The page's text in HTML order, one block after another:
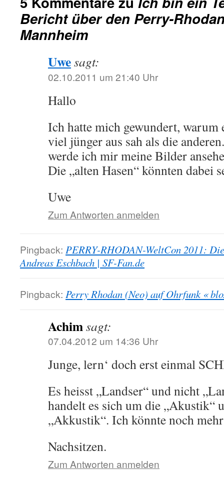
Bericht über den Perry-
Mannheim
Uwesagt:
02.10.2011 um 21:40 Uhr
Hallo
Ich hatte mich gewundert, warum
viel jünger aus sah als die
werde ich mir meine Bilder
Die „alten Hasen“ könnten dabei
Uwe
Zum Antworten anmelden
Pingback: PERRY-RHODAN-WeltCon 2011:
Andreas Eschbach | SF-Fan.de
Pingback: Perry Rhodan (Neo) auf Ohrfunk «
Achimsagt:
07.04.2012 um 14:36 Uhr
Junge, lern‘ doch erst einmal
Es heisst „Landser“ und nicht
handelt es sich um die „Akustik“
„Akkustik“. Ich könnte noch
Nachsitzen.
Zum Antworten anmelden